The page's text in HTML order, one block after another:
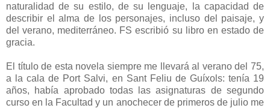
naturalidad de su estilo, de su lenguaje, la capacidad de
describir el alma de los personajes, incluso del paisaje, y
del verano, mediterráneo. FS escribió su libro en estado de
gracia.
El título de esta novela siempre me llevará al verano del 75,
a la cala de Port Salvi, en Sant Feliu de Guíxols: tenía 19
años, había aprobado todas las asignaturas de segundo
curso en la Facultad y un anochecer de primeros de julio me